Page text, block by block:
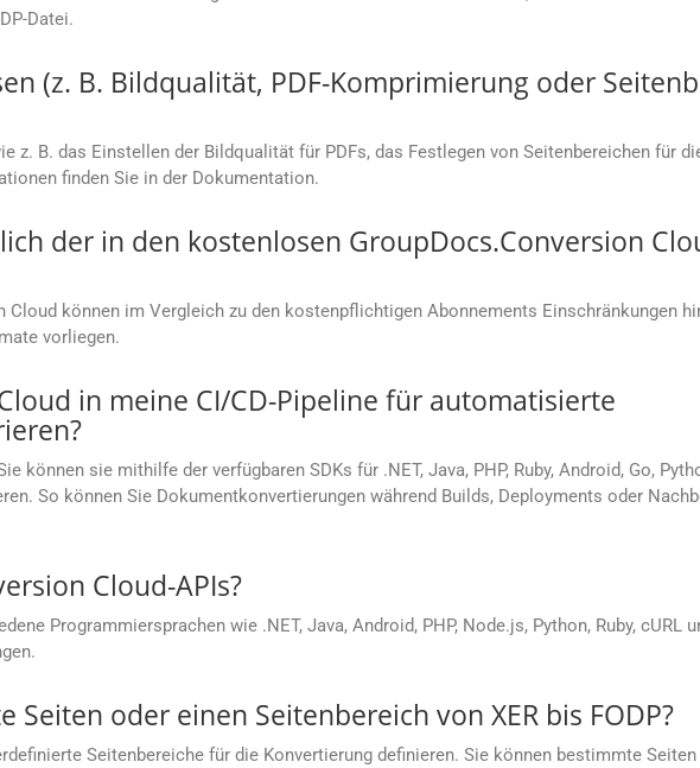
Datei.
(z. B. Bildqualität, PDF-Komprimierung oder
z. B. das Einstellen der Bildqualität für PDFs, das Festlegen von Seitenbereichen für
finden Sie in der Dokumentation.
der in den kostenlosen GroupDocs.Conversion
können im Vergleich zu den kostenpflichtigen Abonnements Einschränkungen
vorliegen.
in meine CI/CD-Pipeline für automatisierte
sie mithilfe der verfügbaren SDKs für .NET, Java, PHP, Ruby, Android, Go,
So können Sie Dokumentkonvertierungen während Builds, Deployments oder
Cloud-APIs?
Programmiersprachen wie .NET, Java, Android, PHP, Node.js, Python, Ruby, cURL
oder einen Seitenbereich von XER bis FODP?
Seitenbereiche für die Konvertierung definieren. Sie können bestimmte Seiten